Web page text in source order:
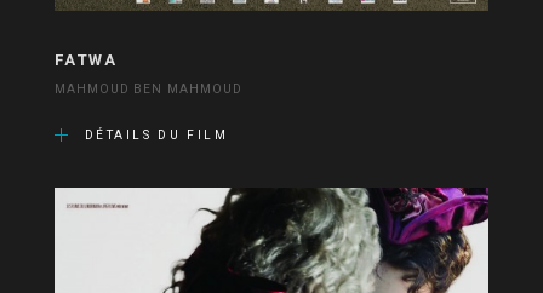
FATWA
MAHMOUD BEN MAHMOUD
DÉTAILS DU FILM